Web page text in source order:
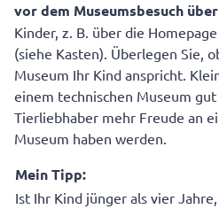
vor dem Museumsbesuch über
Kinder, z. B. über die
(siehe Kasten). Überlegen Sie,
Museum Ihr Kind anspricht.
einem technischen Museum
Tierliebhaber mehr Freude an
Museum haben werden.
Mein Tipp:
Ist Ihr Kind jünger als vier